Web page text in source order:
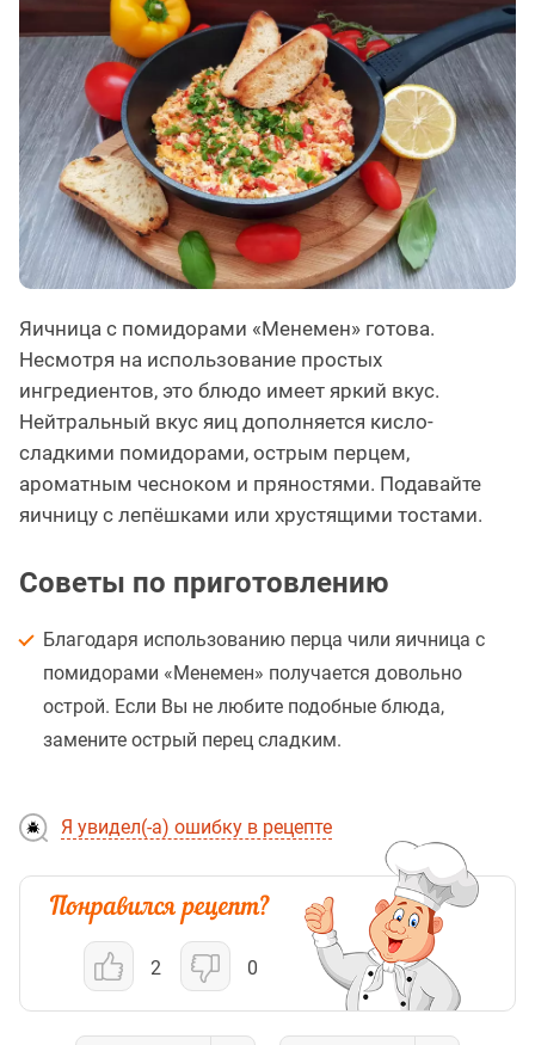
Яичница с помидорами «Менемен» готова.
Несмотря на использование простых
ингредиентов, это блюдо имеет яркий вкус.
Нейтральный вкус яиц дополняется кисло-
сладкими помидорами, острым перцем,
ароматным чесноком и пряностями. Подавайте
яичницу с лепёшками или хрустящими тостами.
Советы по приготовлению
Благодаря использованию перца чили яичница с
помидорами «Менемен» получается довольно
острой. Если Вы не любите подобные блюда,
замените острый перец сладким.
Я увидел(-а) ошибку в рецепте
2 0